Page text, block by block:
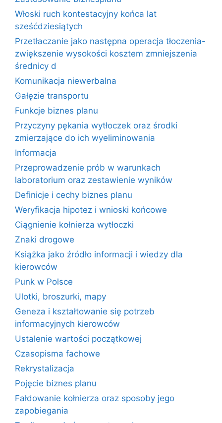
Włoski ruch kontestacyjny końca lat
sześćdziesiątych
Przetłaczanie jako następna operacja tłoczenia-
zwiększenie wysokości kosztem zmniejszenia
średnicy d
Komunikacja niewerbalna
Gałęzie transportu
Funkcje biznes planu
Przyczyny pękania wytłoczek oraz środki
zmierzające do ich wyeliminowania
Informacja
Przeprowadzenie prób w warunkach
laboratorium oraz zestawienie wyników
Definicje i cechy biznes planu
Weryfikacja hipotez i wnioski końcowe
Ciągnienie kołnierza wytłoczki
Znaki drogowe
Książka jako źródło informacji i wiedzy dla
kierowców
Punk w Polsce
Ulotki, broszurki, mapy
Geneza i kształtowanie się potrzeb
informacyjnych kierowców
Ustalenie wartości początkowej
Czasopisma fachowe
Rekrystalizacja
Pojęcie biznes planu
Fałdowanie kołnierza oraz sposoby jego
zapobiegania